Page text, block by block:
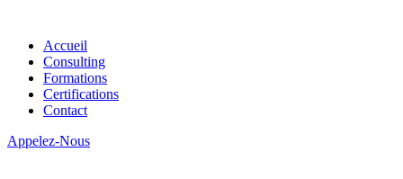
Accueil
Consulting
Formations
Certifications
Contact
Appelez-Nous